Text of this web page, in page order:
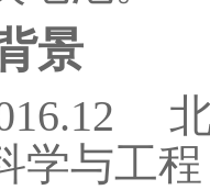
景
学与工